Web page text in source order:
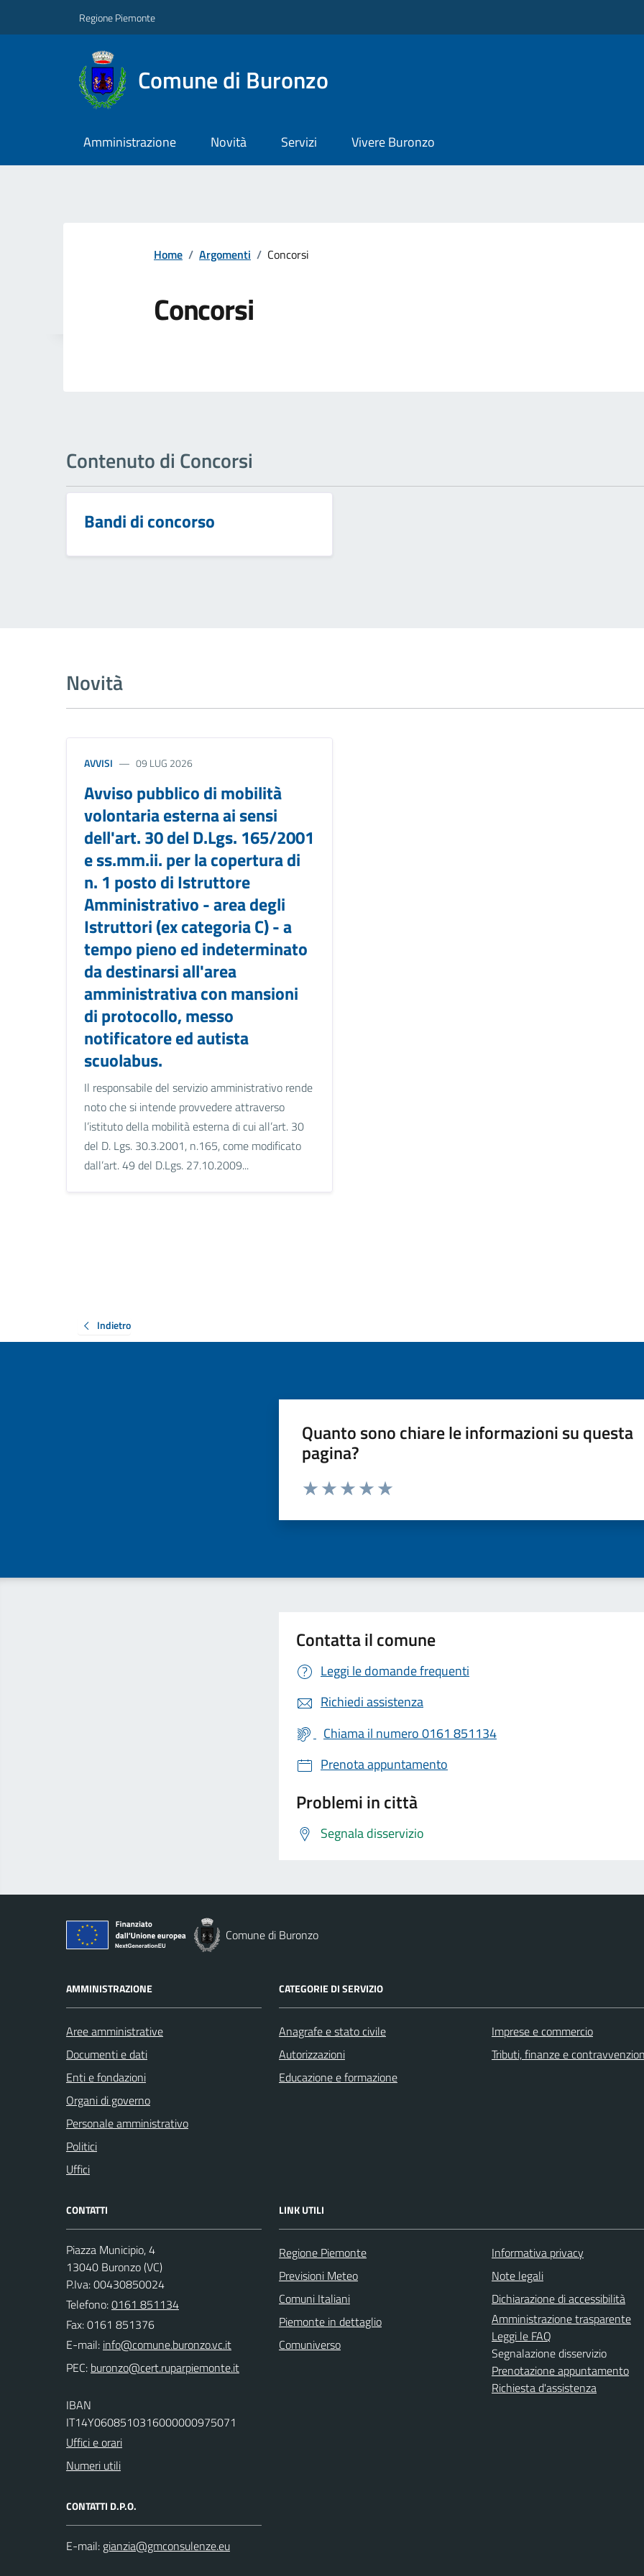
Regione Piemonte
Comune di Buronzo
Amministrazione Novità Servizi Vivere Buronzo
Home / Argomenti / Concorsi
Concorsi
Contenuto di Concorsi
Bandi di concorso
Novità
AVVISI 09 LUG 2026
Avviso pubblico di mobilità
volontaria esterna ai sensi
dell'art. 30 del D.Lgs. 165/2001
e ss.mm.ii. per la copertura di
n. 1 posto di Istruttore
Amministrativo - area degli
Istruttori (ex categoria C) - a
tempo pieno ed indeterminato
da destinarsi all'area
amministrativa con mansioni
di protocollo, messo
notificatore ed autista
scuolabus.
Il responsabile del servizio amministrativo rende
noto che si intende provvedere attraverso
l’istituto della mobilità esterna di cui all’art. 30
del D. Lgs. 30.3.2001, n.165, come modificato
dall’art. 49 del D.Lgs. 27.10.2009...
Indietro
Quanto sono chiare le informazioni su questa
pagina?
Valuta da 1 a 5 stelle la pagina
Contatta il comune
Leggi le domande frequenti
Richiedi assistenza
Chiama il numero 0161 851134
Prenota appuntamento
Problemi in città
Segnala disservizio
Comune di Buronzo
AMMINISTRAZIONE
Aree amministrative
Documenti e dati
Enti e fondazioni
Organi di governo
Personale amministrativo
Politici
Uffici
CATEGORIE DI SERVIZIO
Anagrafe e stato civile
Autorizzazioni
Educazione e formazione
Imprese e commercio
Tributi, finanze e
CONTATTI
Piazza Municipio, 4
13040 Buronzo (VC)
P.Iva: 00430850024
Telefono:0161 851134
Fax: 0161 851376
E-mail:
PEC:
IBAN
IT14Y0608510316000000975071
Uffici e orari
Numeri utili
CONTATTI D.P.O.
E-mail:
LINK UTILI
Regione Piemonte
Previsioni Meteo
Comuni Italiani
Piemonte in dettaglio
Comuniverso
Informativa privacy
Note legali
Dichiarazione di accessibilità
Amministrazione trasparente
Leggi le FAQ
Segnalazione disservizio
Prenotazione appuntamento
Richiesta d'assistenza